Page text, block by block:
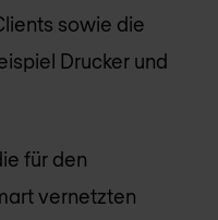
sowie die
Drucker und
für den
vernetzten